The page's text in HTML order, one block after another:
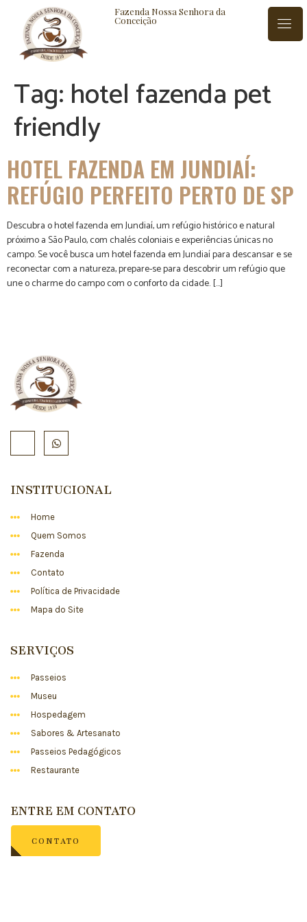
Fazenda Nossa Senhora da
Conceição
BLOG CONTATO
Tag:hotel fazenda pet
friendly
HOTEL FAZENDA EM JUNDIAÍ:
REFÚGIO PERFEITO PERTO DE SP
Descubra o hotel fazenda em Jundiaí, um refúgio histórico e natural
próximo a São Paulo, com chalés coloniais e experiências únicas no
campo. Se você busca um hotel fazenda em Jundiaí para descansar e se
reconectar com a natureza, prepare-se para descobrir um refúgio que
une o charme do campo com o conforto da cidade. […]
INSTITUCIONAL
Home
Quem Somos
Fazenda
Contato
Política de Privacidade
Mapa do Site
SERVIÇOS
Passeios
Museu
Hospedagem
Sabores & Artesanato
Passeios Pedagógicos
Restaurante
ENTRE EM CONTATO
CONTATO